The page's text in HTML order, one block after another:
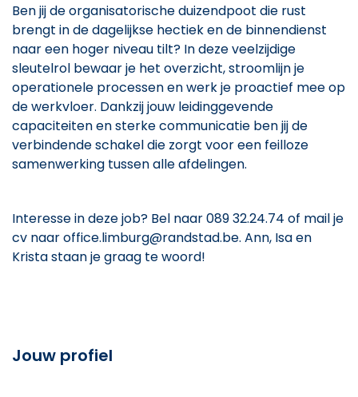
Ben jij de organisatorische duizendpoot die rust
brengt in de dagelijkse hectiek en de binnendienst
naar een hoger niveau tilt? In deze veelzijdige
sleutelrol bewaar je het overzicht, stroomlijn je
operationele processen en werk je proactief mee op
de werkvloer. Dankzij jouw leidinggevende
capaciteiten en sterke communicatie ben jij de
verbindende schakel die zorgt voor een feilloze
samenwerking tussen alle afdelingen.
Interesse in deze job? Bel naar 089 32.24.74 of mail je
cv naar office.limburg@randstad.be. Ann, Isa en
Krista staan je graag te woord!
Jouw profiel